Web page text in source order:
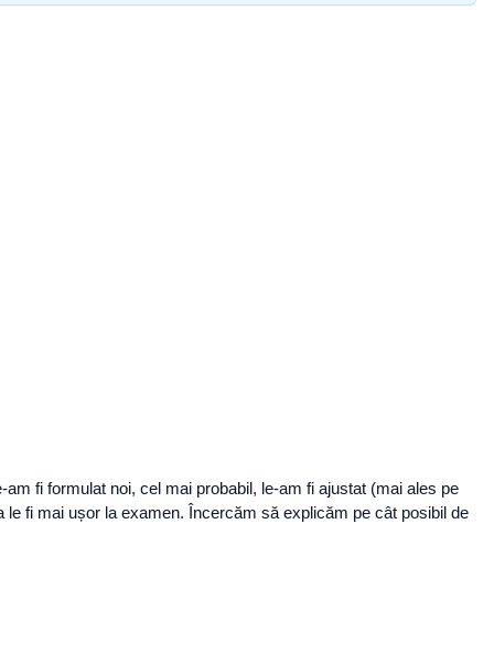
fi formulat noi, cel mai probabil, le-am fi ajustat (mai ales pe
fi mai ușor la examen. Încercăm să explicăm pe cât posibil de